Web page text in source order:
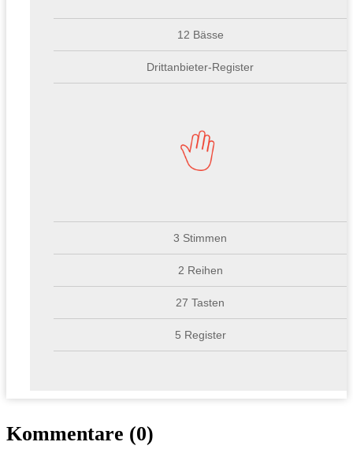
12 Bässe
Drittanbieter-Register
3 Stimmen
2 Reihen
27 Tasten
5 Register
Kommentare (0)